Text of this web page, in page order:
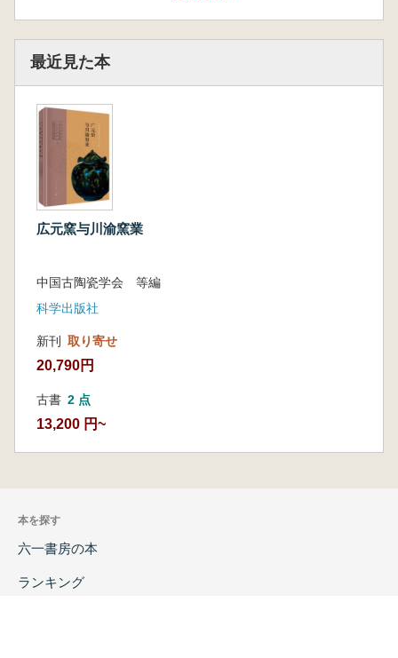
最近見た本
広元窯与川渝窯業
中国古陶瓷学会 等編
科学出版社
新刊 取り寄せ
20,790円
古書 2 点
13,200 円~
本を探す
六一書房の本
ランキング